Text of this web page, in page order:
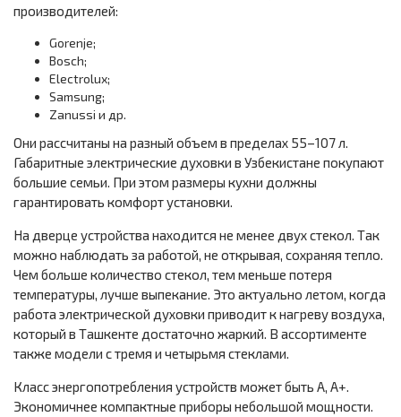
производителей:
Gorenje;
Bosch;
Electrolux;
Samsung;
Zanussi и др.
Они рассчитаны на разный объем в пределах 55–107 л.
Габаритные электрические духовки в Узбекистане покупают
большие семьи. При этом размеры кухни должны
гарантировать комфорт установки.
На дверце устройства находится не менее двух стекол. Так
можно наблюдать за работой, не открывая, сохраняя тепло.
Чем больше количество стекол, тем меньше потеря
температуры, лучше выпекание. Это актуально летом, когда
работа электрической духовки приводит к нагреву воздуха,
который в Ташкенте достаточно жаркий. В ассортименте
также модели с тремя и четырьмя стеклами.
Класс энергопотребления устройств может быть А, А+.
Экономичнее компактные приборы небольшой мощности.